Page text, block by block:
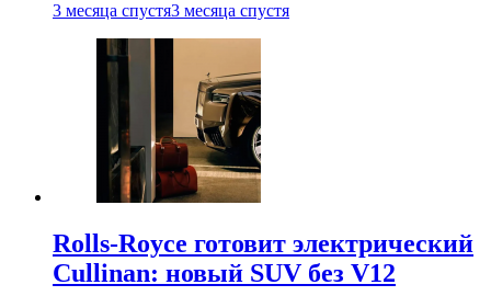
3 месяца спустя3 месяца спустя
Rolls-Royce готовит электрический
Cullinan: новый SUV без V12